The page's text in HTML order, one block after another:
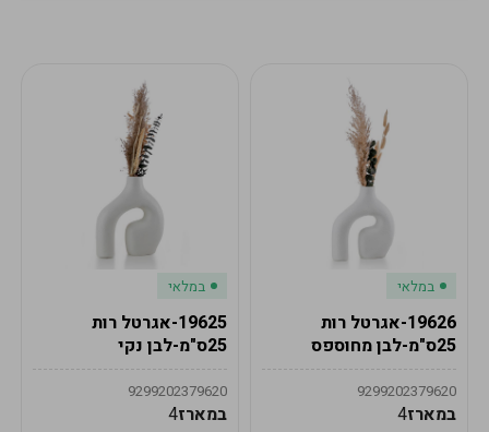
במלאי
19626-אגרטל רות
25ס"מ-לבן מחוספס
9299202379620
במארז4
במלאי
19625-אגרטל רות
25ס"מ-לבן נקי
9299202379620
במארז4
לתשלום